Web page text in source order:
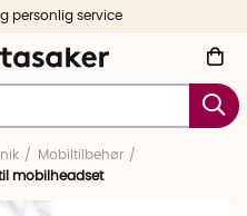
personlig service
Mobiltilbehør
mobilheadset